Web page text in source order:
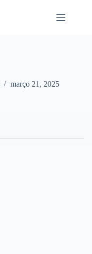
março 21, 2025